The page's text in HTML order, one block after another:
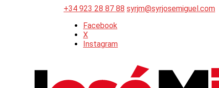
+34 923 28 87 88 syrjm@syrjosemiguel.com
Facebook
X
Instagram